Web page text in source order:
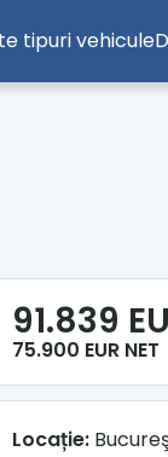
tipuri vehicule
91.839
75.900 EUR NET
Locație: